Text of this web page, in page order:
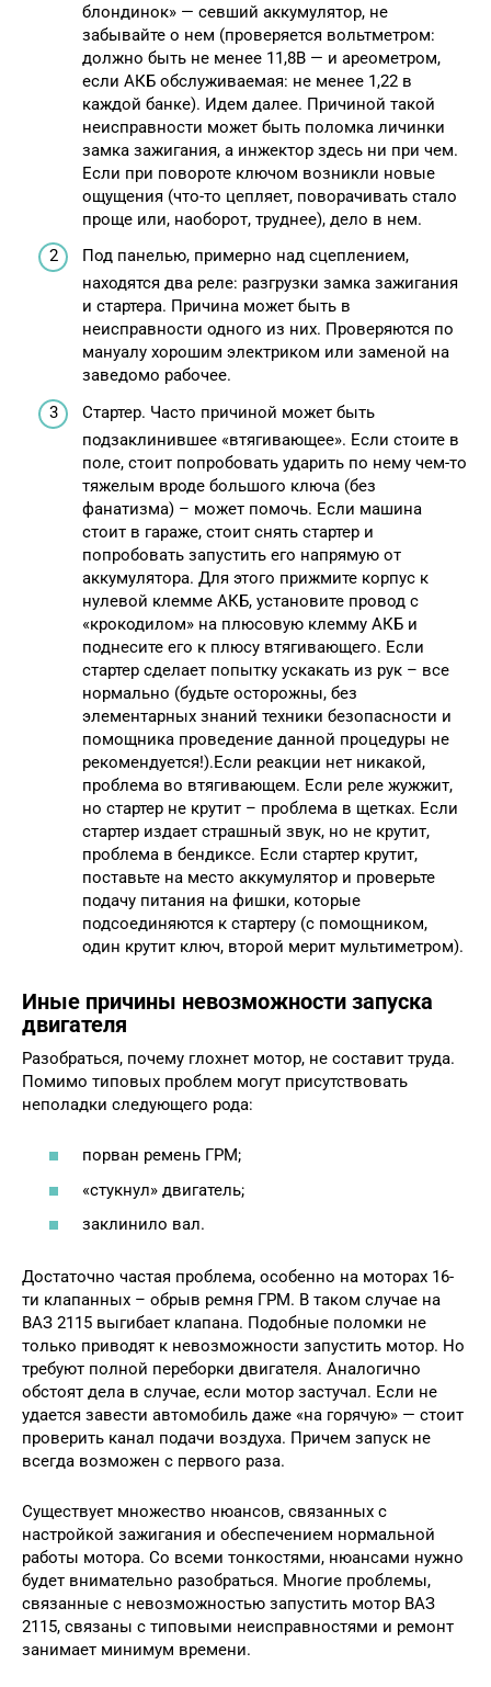
блондинок» — севший аккумулятор, не
забывайте о нем (проверяется вольтметром:
должно быть не менее 11,8В — и ареометром,
если АКБ обслуживаемая: не менее 1,22 в
каждой банке). Идем далее. Причиной такой
неисправности может быть поломка личинки
замка зажигания, а инжектор здесь ни при чем.
Если при повороте ключом возникли новые
ощущения (что-то цепляет, поворачивать стало
проще или, наоборот, труднее), дело в нем.
Под панелью, примерно над сцеплением,
находятся два реле: разгрузки замка зажигания
и стартера. Причина может быть в
неисправности одного из них. Проверяются по
мануалу хорошим электриком или заменой на
заведомо рабочее.
Стартер. Часто причиной может быть
подзаклинившее «втягивающее». Если стоите в
поле, стоит попробовать ударить по нему чем-то
тяжелым вроде большого ключа (без
фанатизма) – может помочь. Если машина
стоит в гараже, стоит снять стартер и
попробовать запустить его напрямую от
аккумулятора. Для этого прижмите корпус к
нулевой клемме АКБ, установите провод с
«крокодилом» на плюсовую клемму АКБ и
поднесите его к плюсу втягивающего. Если
стартер сделает попытку ускакать из рук – все
нормально (будьте осторожны, без
элементарных знаний техники безопасности и
помощника проведение данной процедуры не
рекомендуется!).Если реакции нет никакой,
проблема во втягивающем. Если реле жужжит,
но стартер не крутит – проблема в щетках. Если
стартер издает страшный звук, но не крутит,
проблема в бендиксе. Если стартер крутит,
поставьте на место аккумулятор и проверьте
подачу питания на фишки, которые
подсоединяются к стартеру (с помощником,
один крутит ключ, второй мерит мультиметром).
Иные причины невозможности запуска
двигателя
Разобраться, почему глохнет мотор, не составит труда.
Помимо типовых проблем могут присутствовать
неполадки следующего рода:
порван ремень ГРМ;
«стукнул» двигатель;
заклинило вал.
Достаточно частая проблема, особенно на моторах 16-
ти клапанных – обрыв ремня ГРМ. В таком случае на
ВАЗ 2115 выгибает клапана. Подобные поломки не
только приводят к невозможности запустить мотор. Но
требуют полной переборки двигателя. Аналогично
обстоят дела в случае, если мотор застучал. Если не
удается завести автомобиль даже «на горячую» — стоит
проверить канал подачи воздуха. Причем запуск не
всегда возможен с первого раза.
Существует множество нюансов, связанных с
настройкой зажигания и обеспечением нормальной
работы мотора. Со всеми тонкостями, нюансами нужно
будет внимательно разобраться. Многие проблемы,
связанные с невозможностью запустить мотор ВАЗ
2115, связаны с типовыми неисправностями и ремонт
занимает минимум времени.